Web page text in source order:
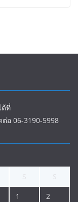
ด้ที่
อ 06-3190-5998
1 2